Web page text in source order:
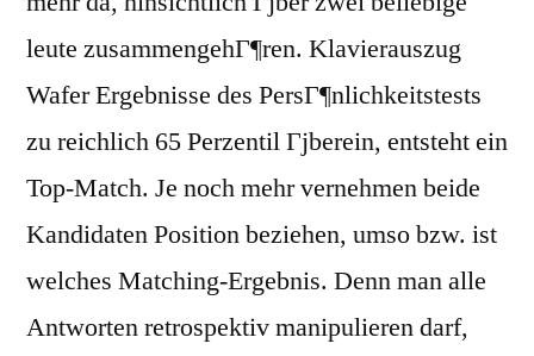
leute zusammengehГ¶ren. Klavierauszug
Wafer Ergebnisse des PersГ¶nlichkeitstests
zu reichlich 65 Perzentil Гјberein, entsteht ein
Top-Match. Je noch mehr vernehmen beide
Kandidaten Position beziehen, umso bzw. ist
welches Matching-Ergebnis. Denn man alle
Antworten retrospektiv manipulieren darf,